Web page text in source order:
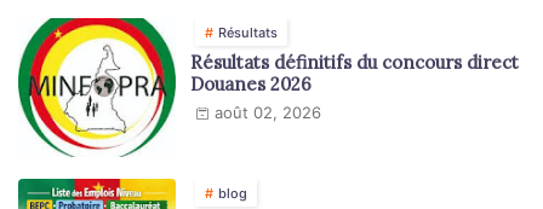
Résultats
Résultats définitifs du concours direct
Douanes 2026
août 02, 2026
blog